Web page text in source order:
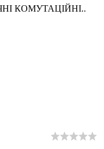
КОМУТАЦІЙНІ..